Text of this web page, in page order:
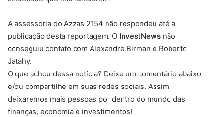
A assessoria do Azzas 2154 não respondeu até a
publicação desta reportagem. O InvestNews não
conseguiu contato com Alexandre Birman e Roberto
Jatahy.
O que achou dessa notícia? Deixe um comentário abaixo
e/ou compartilhe em suas redes sociais. Assim
deixaremos mais pessoas por dentro do mundo das
finanças, economia e investimentos!